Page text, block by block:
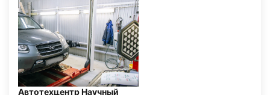
Автотехцентр Научный